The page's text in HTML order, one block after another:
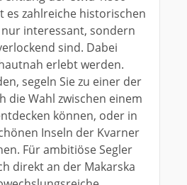
es zahlreiche historischen
interessant, sondern
sind. Dabei
erlebt werden.
segeln Sie zu einer der
die Wahl zwischen einem
können, oder in
Inseln der Kvarner
Für ambitiöse Segler
direkt an der Makarska